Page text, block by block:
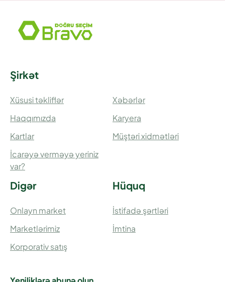
Şirkət
Xüsusi təkliflər
Haqqımızda
Kartlar
İcarəyə verməyə yeriniz
var?
Xəbərlər
Karyera
Müştəri xidmətləri
Digər
Onlayn market
Marketlərimiz
Korporativ satış
Hüquq
İstifadə şərtləri
İmtina